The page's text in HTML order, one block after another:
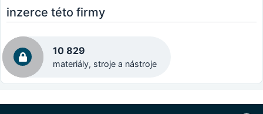
inzerce této firmy
10 829
materiály, stroje a nástroje